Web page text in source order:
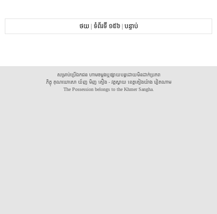
ថយ| ទំព័រទី ១៥៦| បន្ទាប់
សម្រាប់ប្រើឯកជន ហាមចម្លងឬផ្សាយបន្តដោយមិនដាក់ប្រភព
ភិក្ខុ គុណឃោសោ យ័ញ មិញ គឿង - វត្តស្វាយ ខេត្តគៀងយ៉ាង វៀតណាម
The Possession belongs to the Khmer Sangha.